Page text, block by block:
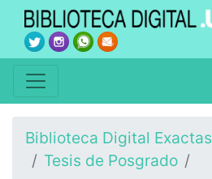
Biblioteca Digital Exactas
Tesis de Posgrado